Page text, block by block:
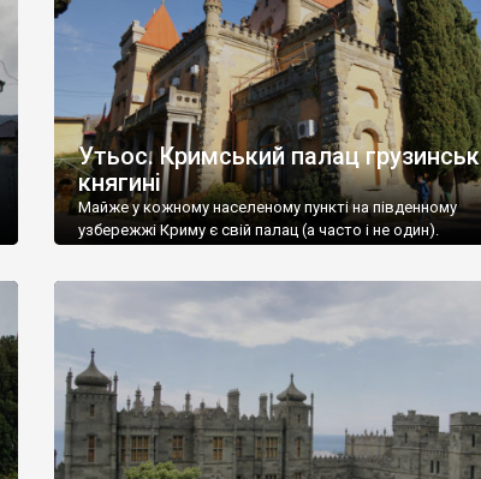
Утьос. Кримський палац
княгині
Майже у кожному населеному пункті на південному
узбережжі Криму є свій палац (а часто і не один).